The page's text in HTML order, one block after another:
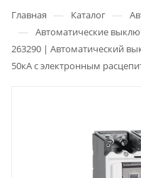
Главная — Каталог —
— Автоматические
263290 | Автоматический
50кА с электронным